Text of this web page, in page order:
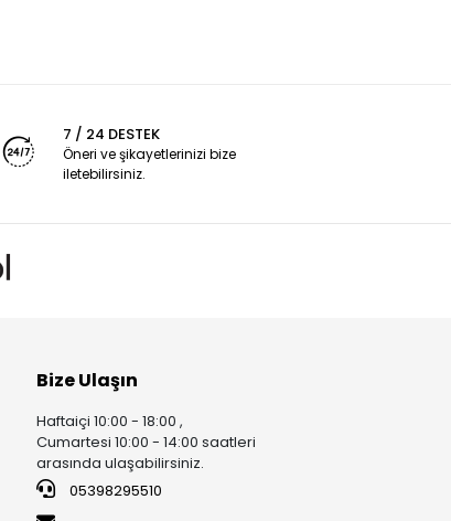
7 / 24 DESTEK
Öneri ve şikayetlerinizi bize
iletebilirsiniz.
Bize Ulaşın
Haftaiçi 10:00 - 18:00 ,
Cumartesi 10:00 - 14:00 saatleri
arasında ulaşabilirsiniz.
05398295510